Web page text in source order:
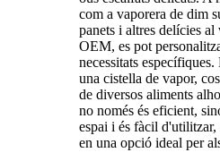
com a vaporera de dim
panets i altres delícies
OEM, es pot
necessitats
una cistella de vapor,
de diversos aliments
no només és eficient,
espai i és fàcil
en una opció ideal per